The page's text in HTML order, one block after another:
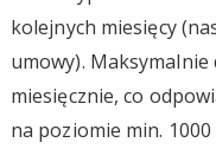
kolejnych miesięcy
umowy). Maksymalnie
miesięcznie, co
na poziomie min. 1000